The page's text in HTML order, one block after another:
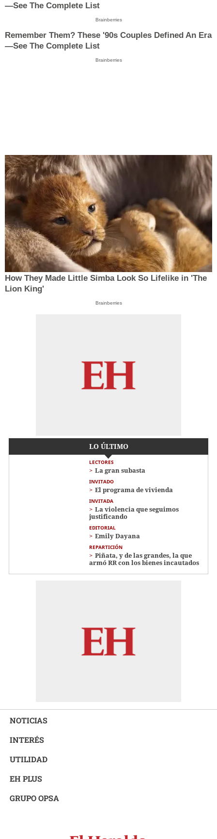
—See The Complete List
Brainberries
Remember Them? These '90s Couples Defined An Era
—See The Complete List
Brainberries
How They Made Little Simba Look So Lifelike in 'The
Lion King'
Brainberries
LO ÚLTIMO
LECTORES
La gran subasta
INVITADO
El programa de vivienda
INVITADA
La violencia que seguimos
justificando
EDITORIAL
Emily Dayana
REPARTICIÓN
Piñata, y de las grandes, la que
armó RR con los bienes incautados
NOTICIAS
INTERÉS
UTILIDAD
EH PLUS
GRUPO OPSA